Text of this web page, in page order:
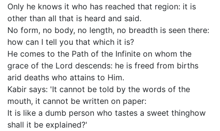
Only he knows it who has reached that region: it is
other than all that is heard and said.
No form, no body, no length, no breadth is seen there:
how can I tell you that which it is?
He comes to the Path of the Infinite on whom the
grace of the Lord descends: he is freed from births
arid deaths who attains to Him.
Kabir says: 'It cannot be told by the words of the
mouth, it cannot be written on paper:
It is like a dumb person who tastes a sweet thinghow
shall it be explained?'